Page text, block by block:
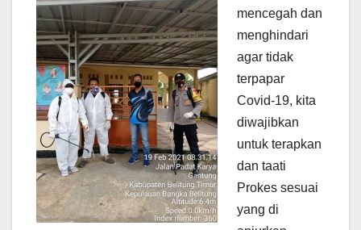
mencegah dan
menghindari
agar tidak
terpapar
Covid-19, kita
diwajibkan
untuk terapkan
dan taati
Prokes sesuai
yang di